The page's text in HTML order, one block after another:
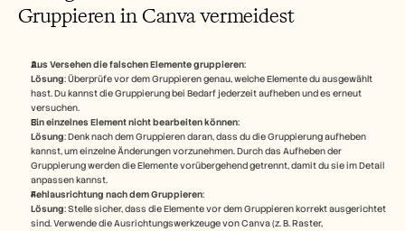
Gruppieren in Canva vermeidest
Aus Versehen die falschen Elemente gruppieren:
Lösung: Überprüfe vor dem Gruppieren genau, welche Elemente du ausgewählt
hast. Du kannst die Gruppierung bei Bedarf jederzeit aufheben und es erneut
versuchen.
Ein einzelnes Element nicht bearbeiten können:
Lösung: Denk nach dem Gruppieren daran, dass du die Gruppierung aufheben
kannst, um einzelne Änderungen vorzunehmen. Durch das Aufheben der
Gruppierung werden die Elemente vorübergehend getrennt, damit du sie im Detail
anpassen kannst.
Fehlausrichtung nach dem Gruppieren:
Lösung: Stelle sicher, dass die Elemente vor dem Gruppieren korrekt ausgerichtet
sind. Verwende die Ausrichtungswerkzeuge von Canva (z. B. Raster,